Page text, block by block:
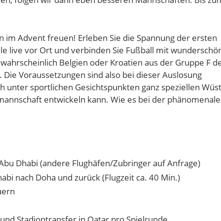
Advent freuen! Erleben Sie die Spannung der ersten
live vor Ort und verbinden Sie Fußball mit
Belgien oder Kroatien aus der Gruppe F
Voraussetzungen sind also bei dieser Auslosung
unter sportlichen Gesichtspunkten ganz speziellen
entwickeln kann. Wie es bei der
Dhabi (andere Flughäfen/Zubringer auf Anfrage)
nach Doha und zurück (Flugzeit ca. 40 Min.)